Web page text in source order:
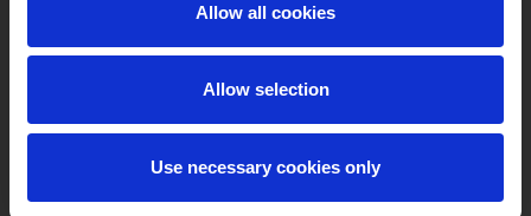
Allow all cookies
Allow selection
Use necessary cookies only
Catastrophe Services